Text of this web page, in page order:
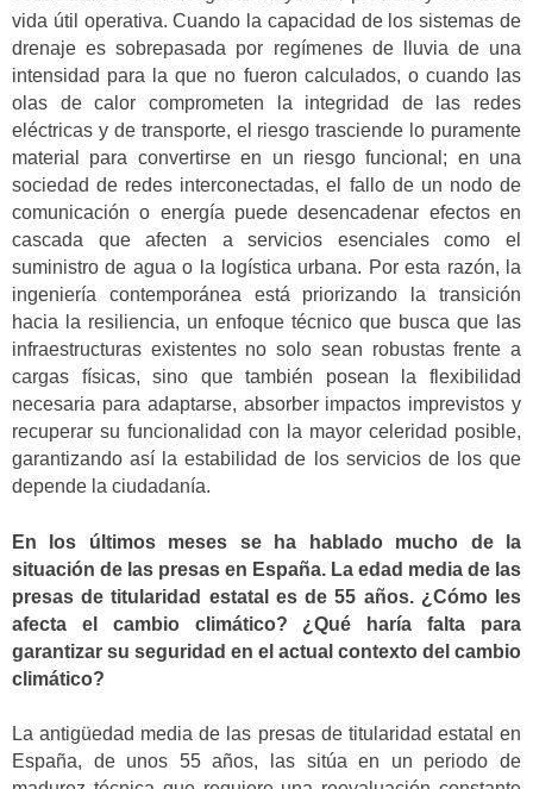
vida útil operativa. Cuando la capacidad de los sistemas de
drenaje es sobrepasada por regímenes de lluvia de una
intensidad para la que no fueron calculados, o cuando las
olas de calor comprometen la integridad de las redes
eléctricas y de transporte, el riesgo trasciende lo puramente
material para convertirse en un riesgo funcional; en una
sociedad de redes interconectadas, el fallo de un nodo de
comunicación o energía puede desencadenar efectos en
cascada que afecten a servicios esenciales como el
suministro de agua o la logística urbana. Por esta razón, la
ingeniería contemporánea está priorizando la transición
hacia la resiliencia, un enfoque técnico que busca que las
infraestructuras existentes no solo sean robustas frente a
cargas físicas, sino que también posean la flexibilidad
necesaria para adaptarse, absorber impactos imprevistos y
recuperar su funcionalidad con la mayor celeridad posible,
garantizando así la estabilidad de los servicios de los que
depende la ciudadanía.
En los últimos meses se ha hablado mucho de la
situación de las presas en España. La edad media de las
presas de titularidad estatal es de 55 años. ¿Cómo les
afecta el cambio climático? ¿Qué haría falta para
garantizar su seguridad en el actual contexto del cambio
climático?
La antigüedad media de las presas de titularidad estatal en
España, de unos 55 años, las sitúa en un periodo de